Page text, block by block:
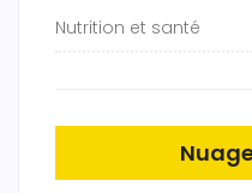
Nutrition et santé